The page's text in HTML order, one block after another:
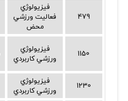
479
فيزيولوژي
فعاليت ورزشي
محض
1150
فيزيولوژي
ورزشي كاربردي
1230
فيزيولوژي
ورزشي كاربردي